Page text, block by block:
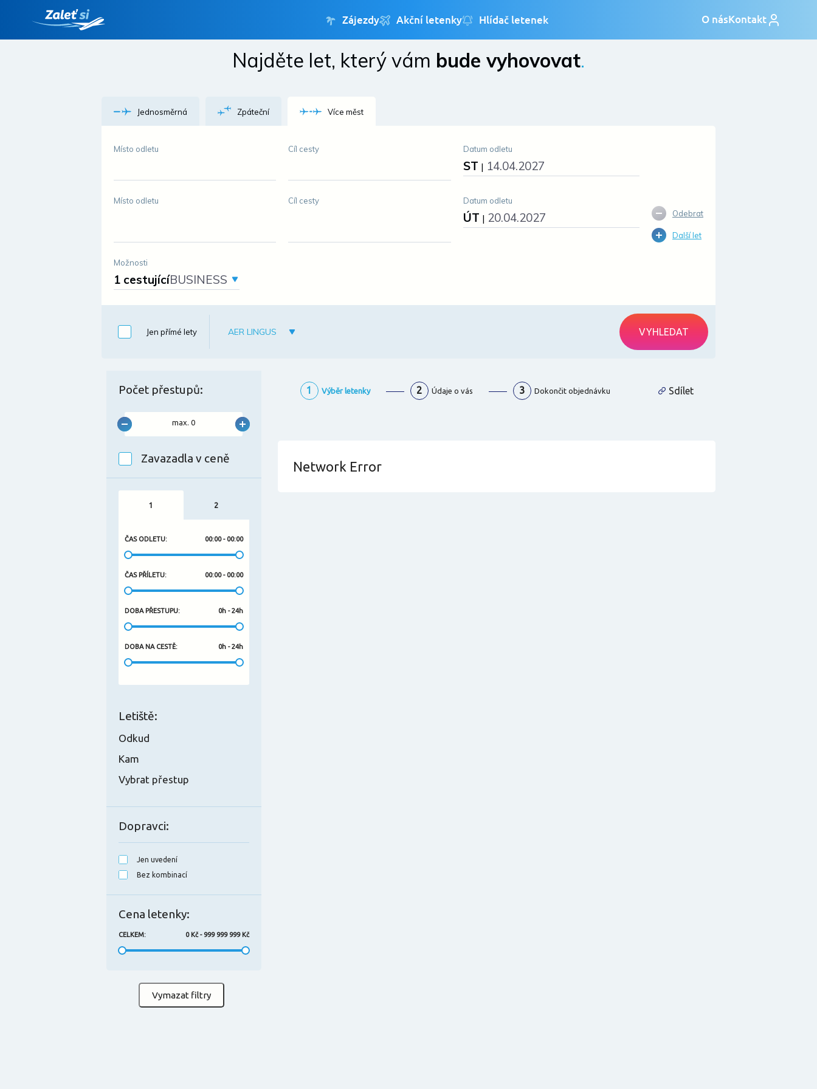
Najděte let, který vám bude vyhovovat.
Jednosměrná Zpáteční Více měst
Místo odletu Cíl cesty Datum odletu
ST | 14.04.2027
Místo odletu Cíl cesty Datum odletu
ÚT | 20.04.2027 Odebrat
Další let
Možnosti
1 cestujícíBUSINESS
Jen přímé lety AER LINGUS VYHLEDAT
Počet přestupů:
max. 0
Zavazadla v ceně
1 2
ČAS ODLETU: 00:00 - 00:00
ČAS PŘÍLETU: 00:00 - 00:00
DOBA PŘESTUPU: 0h - 24h
DOBA NA CESTĚ: 0h - 24h
Letiště:
Odkud
Kam
Vybrat přestup
Dopravci:
Jen uvedení
Bez kombinací
Cena letenky:
CELKEM: 0 Kč - 999 999 999 Kč
Vymazat filtry
1 Výběr letenky 2 Údaje o vás 3 Dokončit objednávku Sdílet
Network Error